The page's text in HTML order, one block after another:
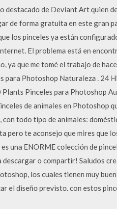
destacado de Deviant Art quien
de forma gratuita en este gran
los pinceles ya están
El problema está en
ya que me tomé el trabajo de
para Photoshop Naturaleza . 24
Pinceles para Photoshop
de animales en Photoshop
con todo tipo de animales:
pero te aconsejo que mires que
una ENORME colección de
o compartir! Saludos
los cuales tienen muy
el diseño previsto. con estos